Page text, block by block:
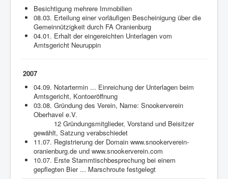
Besichtigung mehrere Immobilien
08.03. Erteilung einer vorläufigen Bescheinigung über die
Gemeinnützigkeit durch FA Oranienburg
04.01. Erhalt der eingereichten Unterlagen vom
Amtsgericht Neuruppin
2007
04.09. Notartermin ... Einreichung der Unterlagen beim
Amtsgericht, Kontoeröffnung
03.08. Gründung des Verein, Name: Snookerverein
Oberhavel e.V.
12 Gründungsmitglieder, Vorstand und Beisitzer
gewählt, Satzung verabschiedet
11.07. Registrierung der Domain www.snookerverein-
oranienburg.de und www.snookerverein.com
10.07. Erste Stammtischbesprechung bei einem
gepflegten Bier ... Marschroute festgelegt